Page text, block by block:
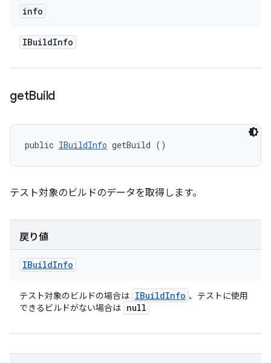
info
IBuildInfo
getBuild
public IBuildInfo getBuild ()
テスト対象のビルドのデータを取得します。
戻り値
IBuildInfo
テスト対象のビルドの場合は IBuildInfo 、テストに使用
できるビルドがない場合は null